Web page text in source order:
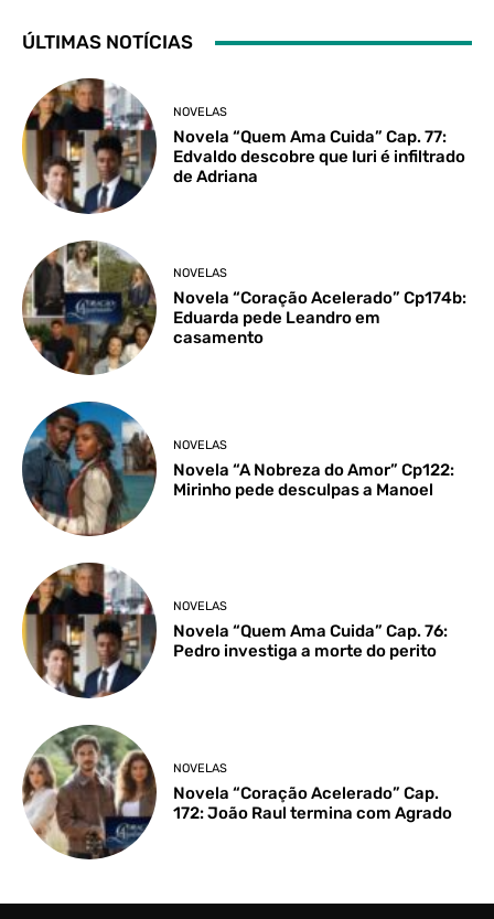
ÚLTIMAS NOTÍCIAS
NOVELAS
Novela “Quem Ama Cuida” Cap. 77:
Edvaldo descobre que Iuri é infiltrado
de Adriana
NOVELAS
Novela “Coração Acelerado” Cp174b:
Eduarda pede Leandro em
casamento
NOVELAS
Novela “A Nobreza do Amor” Cp122:
Mirinho pede desculpas a Manoel
NOVELAS
Novela “Quem Ama Cuida” Cap. 76:
Pedro investiga a morte do perito
NOVELAS
Novela “Coração Acelerado” Cap.
172: João Raul termina com Agrado